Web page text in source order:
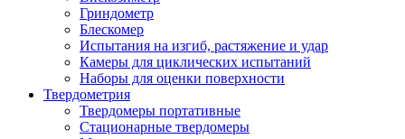
Гриндометр
Блескомер
Испытания на изгиб, растяжение и удар
Камеры для циклических испытаний
Наборы для оценки поверхности
Твердометрия
Твердомеры портативные
Стационарные твердомеры